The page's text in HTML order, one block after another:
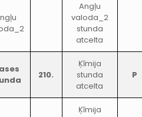
Angļu
valoda_2
stunda
atcelta
210.
Ķīmija
stunda
atcelta
P
Ķīmija